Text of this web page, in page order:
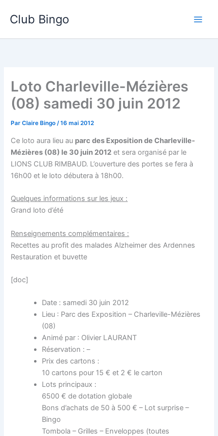
Club Bingo
Loto Charleville-Mézières
(08) samedi 30 juin 2012
ParClaire Bingo/16 mai 2012
Ce loto aura lieu au parc des Exposition de Charleville-
Mézières (08) le 30 juin 2012 et sera organisé par le
LIONS CLUB RIMBAUD. L’ouverture des portes se fera à
16h00 et le loto débutera à 18h00.
Quelques informations sur les jeux :
Grand loto d’été
Renseignements complémentaires :
Recettes au profit des malades Alzheimer des Ardennes
Restauration et buvette
[doc]
Date : samedi 30 juin 2012
Lieu : Parc des Exposition – Charleville-Mézières
(08)
Animé par : Olivier LAURANT
Réservation : –
Prix des cartons :
10 cartons pour 15 € et 2 € le carton
Lots principaux :
6500 € de dotation globale
Bons d’achats de 50 à 500 € – Lot surprise –
Bingo
Tombola – Grilles – Enveloppes (toutes